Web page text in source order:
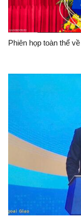
Phiên họp toàn thể